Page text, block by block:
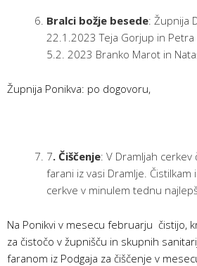
Bralci božje besede: Župnija
22.1.2023 Teja Gorjup in
5.2. 2023 Branko Marot in
Župnija Ponikva: po dogovoru,
7. Čiščenje: V Dramljah
farani iz vasi Dramlje.
cerkve v minulem tednu
Na Ponikvi v mesecu februarju čistijo,
za čistočo v župnišču in skupnih
faranom iz Podgaja za čiščenje v